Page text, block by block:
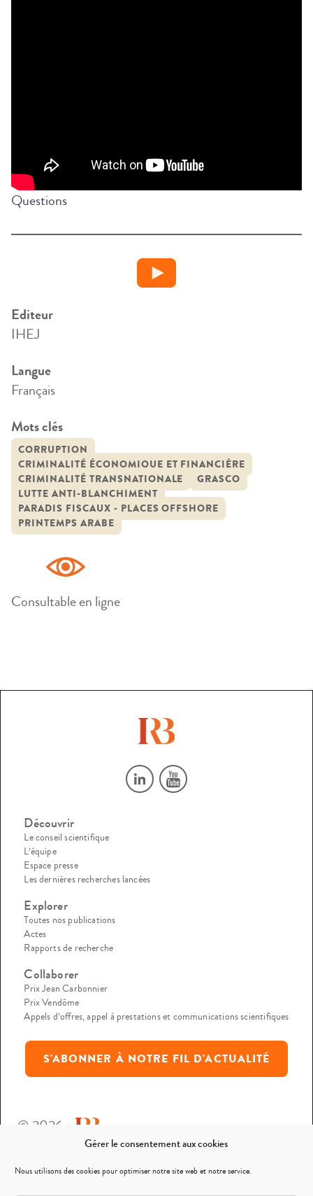
Gérer le consentement aux cookies
Nous utilisons des cookies pour optimiser notre site web et notre service.
Questions
Editeur
IHEJ
Langue
Français
Mots clés
CORRUPTION
CRIMINALITÉ ÉCONOMIQUE ET FINANCIÈRE
CRIMINALITÉ TRANSNATIONALE
GRASCO
LUTTE ANTI-BLANCHIMENT
PARADIS FISCAUX - PLACES OFFSHORE
PRINTEMPS ARABE
Consultable en ligne
Découvrir
Le conseil scientifique
L’équipe
Espace presse
Les dernières recherches lancées
Explorer
Toutes nos publications
Actes
Rapports de recherche
Collaborer
Prix Jean Carbonnier
Prix Vendôme
Appels d’offres, appel à prestations et communications scientifiques
S'ABONNER À NOTRE FIL D'ACTUALITÉ
© 2026